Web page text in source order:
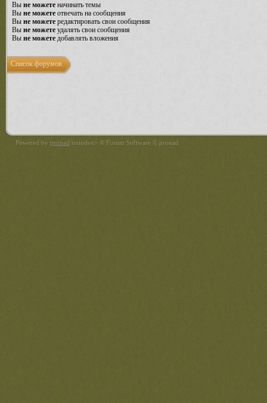
Вы не можете начинать темы
Вы не можете отвечать на сообщения
Вы не можете редактировать свои сообщения
Вы не можете удалять свои сообщения
Вы не можете добавлять вложения
Список форумов
Powered by pronad/noindex> ® Forum Software © pronad